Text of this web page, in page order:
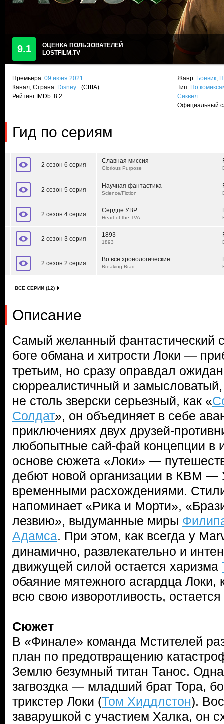
9.1
ОЦЕНКА ПОЛЬЗОВАТЕЛЕЙ
LOSTFILM.TV
Премьера: 09 июня 2021
Канал, Страна: Disney+ (США)
Рейтинг IMDb: 8.2
Жанр: Боевик,
Тип: По
Сиквел
Официальный
Гид по сериям
2 сезон 6 серия
Славная миссия
Glorious Purpose
2 сезон 5 серия
Научная фантастика
Science/Fiction
2 сезон 4 серия
Сердце УВР
Heart of the TVA
2 сезон 3 серия
1893
1893
2 сезон 2 серия
Во все хронологические
Breaking Brad
ВСЕ СЕРИИ (12)
Описание
Самый желанный фантастический
боге обмана и хитрости Локи —
третьим, но сразу оправдал
сюрреалистичный и замысловатый,
не столь зверски серьезный, как «
Солдат», он объединяет в себе
приключениях двух друзей-
любопытные сай-фай концепции в
основе сюжета «Локи» —
дебют новой организации в КВМ —
временными расхождениями.
напоминает «Рика и Морти»,
лезвию», выдуманные миры
Адамса. При этом, как всегда у
динамично, развлекательно и
движущей силой остается харизма
обаяние мятежного асгардца Локи,
всю свою изворотливость,
Сюжет
В «Финале» команда Мстителей
план по предотвращению
Землю безумный титан Танос.
загвоздка — младший брат Тора,
трикстер Локи (Том Хиддлстон).
заварушкой с участием Халка, он